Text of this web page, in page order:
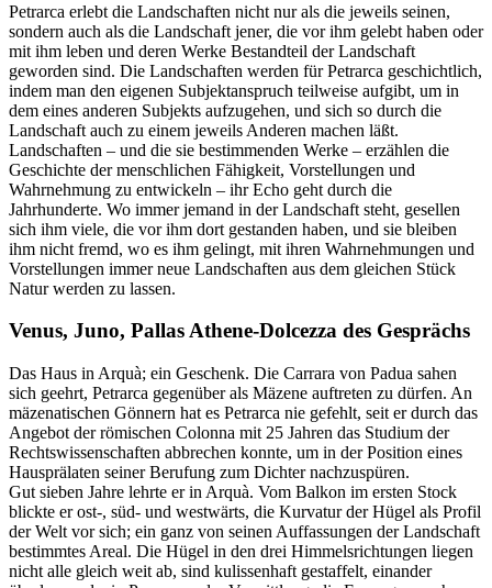
Petrarca erlebt die Landschaften nicht nur als die jeweils seinen,
sondern auch als die Landschaft jener, die vor ihm gelebt haben oder
mit ihm leben und deren Werke Bestandteil der Landschaft
geworden sind. Die Landschaften werden für Petrarca geschichtlich,
indem man den eigenen Subjektanspruch teilweise aufgibt, um in
dem eines anderen Subjekts aufzugehen, und sich so durch die
Landschaft auch zu einem jeweils Anderen machen läßt.
Landschaften – und die sie bestimmenden Werke – erzählen die
Geschichte der menschlichen Fähigkeit, Vorstellungen und
Wahrnehmung zu entwickeln – ihr Echo geht durch die
Jahrhunderte. Wo immer jemand in der Landschaft steht, gesellen
sich ihm viele, die vor ihm dort gestanden haben, und sie bleiben
ihm nicht fremd, wo es ihm gelingt, mit ihren Wahrnehmungen und
Vorstellungen immer neue Landschaften aus dem gleichen Stück
Natur werden zu lassen.
Venus, Juno, Pallas Athene-Dolcezza des Gesprächs
Das Haus in Arquà; ein Geschenk. Die Carrara von Padua sahen
sich geehrt, Petrarca gegenüber als Mäzene auftreten zu dürfen. An
mäzenatischen Gönnern hat es Petrarca nie gefehlt, seit er durch das
Angebot der römischen Colonna mit 25 Jahren das Studium der
Rechtswissenschaften abbrechen konnte, um in der Position eines
Hausprälaten seiner Berufung zum Dichter nachzuspüren.
Gut sieben Jahre lehrte er in Arquà. Vom Balkon im ersten Stock
blickte er ost-, süd- und westwärts, die Kurvatur der Hügel als Profil
der Welt vor sich; ein ganz von seinen Auffassungen der Landschaft
bestimmtes Areal. Die Hügel in den drei Himmelsrichtungen liegen
nicht alle gleich weit ab, sind kulissenhaft gestaffelt, einander